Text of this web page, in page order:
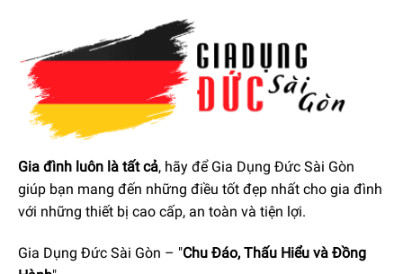
Gia đình luôn là tất cả, hãy để Gia Dụng Đức Sài Gòn
giúp bạn mang đến những điều tốt đẹp nhất cho gia đình
với những thiết bị cao cấp, an toàn và tiện lợi.
Gia Dụng Đức Sài Gòn – "Chu Đáo, Thấu Hiểu và Đồng